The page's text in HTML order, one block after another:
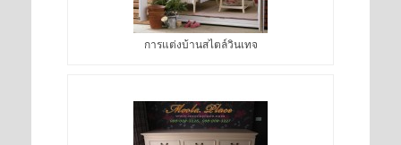
การแต่งบ้านสไตล์วินเทจ